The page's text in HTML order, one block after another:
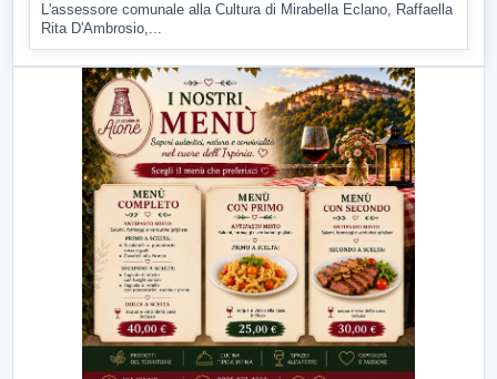
L'assessore comunale alla Cultura di Mirabella Eclano, Raffaella
Rita D'Ambrosio,...